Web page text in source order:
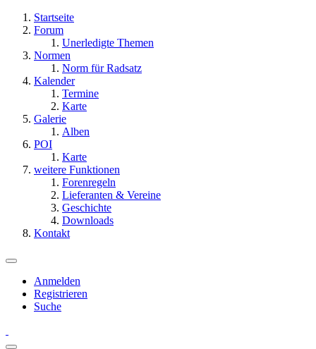
Startseite
Forum
Unerledigte Themen
Normen
Norm für Radsatz
Kalender
Termine
Karte
Galerie
Alben
POI
Karte
weitere Funktionen
Forenregeln
Lieferanten & Vereine
Geschichte
Downloads
Kontakt
Anmelden
Registrieren
Suche